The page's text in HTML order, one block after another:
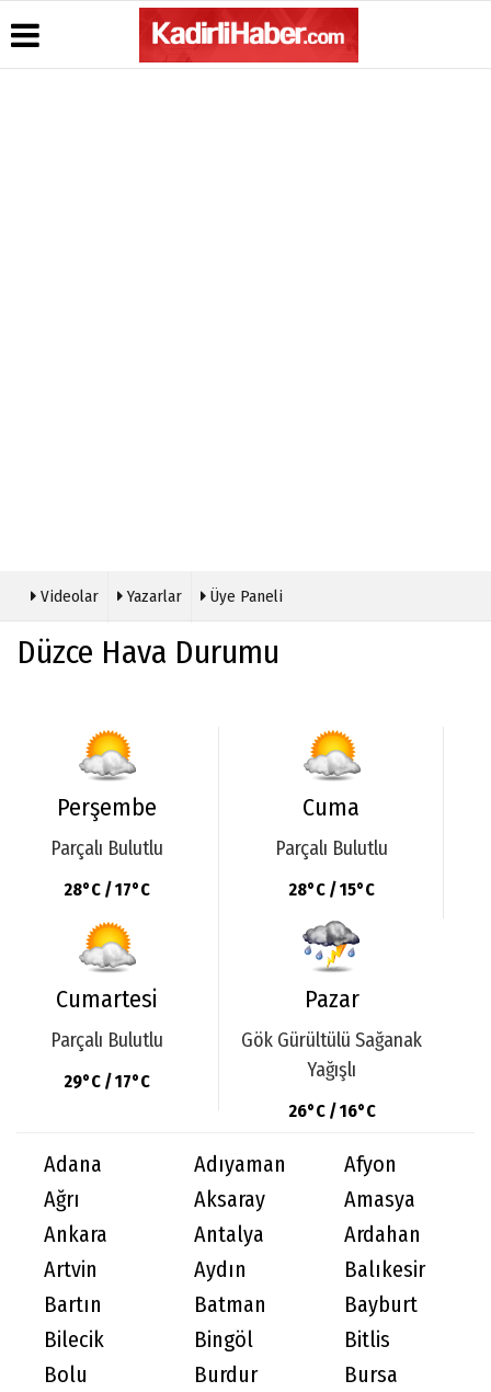
Videolar Yazarlar Üye Paneli
Düzce Hava Durumu
Perşembe
Parçalı Bulutlu
28°C / 17°C
Cuma
Parçalı Bulutlu
28°C / 15°C
Cumartesi
Parçalı Bulutlu
29°C / 17°C
Pazar
Gök Gürültülü Sağanak
Yağışlı
26°C / 16°C
Adana Adıyaman
Afyon
Ağrı
Aksaray
Amasya
Ankara
Antalya
Ardahan
Artvin
Aydın
Balıkesir
Bartın
Batman
Bayburt
Bilecik
Bingöl
Bitlis
Bolu
Burdur
Bursa